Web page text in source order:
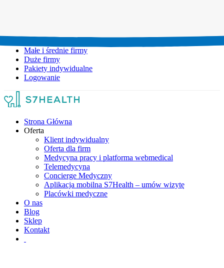
Małe i średnie firmy
Duże firmy
Pakiety indywidualne
Logowanie
Strona Główna
Oferta
Klient indywidualny
Oferta dla firm
Medycyna pracy i platforma webmedical
Telemedycyna
Concierge Medyczny
Aplikacja mobilna S7Health – umów wizytę
Placówki medyczne
O nas
Blog
Sklep
Kontakt